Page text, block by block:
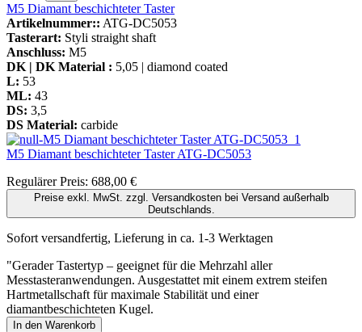
M5 Diamant beschichteter Taster
Artikelnummer:: ATG-DC5053
Tasterart: Styli straight shaft
Anschluss: M5
DK | DK Material : 5,05 | diamond coated
L: 53
ML: 43
DS: 3,5
DS Material: carbide
M5 Diamant beschichteter TasterATG-DC5053
Regulärer Preis: 688,00 €
Preise exkl. MwSt. zzgl. Versandkosten bei Versand außerhalb
Deutschlands.
Sofort versandfertig, Lieferung in ca. 1-3 Werktagen
"Gerader Tastertyp – geeignet für die Mehrzahl aller
Messtasteranwendungen. Ausgestattet mit einem extrem steifen
Hartmetallschaft für maximale Stabilität und einer
diamantbeschichteten Kugel.
In den Warenkorb